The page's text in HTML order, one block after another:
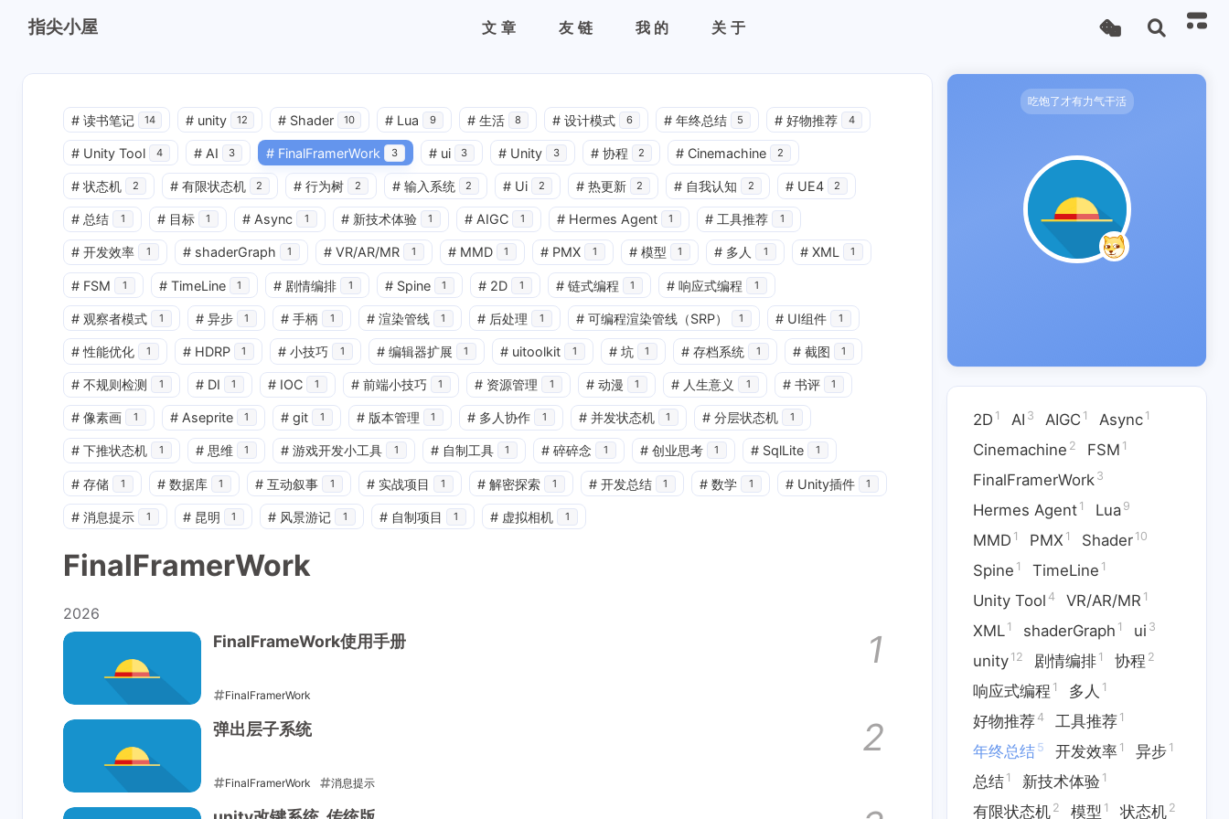
指尖小屋 文章 友链 我的 关于
最新评论
无法获取评论，请确认相关配置是否正确
Shader
# 读书笔记 14 # unity 12 # Shader 10 # Lua 9 # 生活 8 # 设计模式 6 # 年终总结 5 # 好物推荐 4
# Unity Tool 4 # AI 3 # FinalFramerWork 3 # ui 3 # Unity 3 # 协程 2 # Cinemachine 2
# 状态机 2 # 有限状态机 2 # 行为树 2 # 输入系统 2 # Ui 2 # 热更新 2 # 自我认知 2 # UE4 2
# 总结 1 # 目标 1 # Async 1 # 新技术体验 1 # AIGC 1 # Hermes Agent 1 # 工具推荐 1
# 开发效率 1 # shaderGraph 1 # VR/AR/MR 1 # MMD 1 # PMX 1 # 模型 1 # 多人 1 # XML 1
# FSM 1 # TimeLine 1 # 剧情编排 1 # Spine 1 # 2D 1 # 链式编程 1 # 响应式编程 1
# 观察者模式 1 # 异步 1 # 手柄 1 # 渲染管线 1 # 后处理 1 # 可编程渲染管线（SRP） 1 # UI组件 1
# 性能优化 1 # HDRP 1 # 小技巧 1 # 编辑器扩展 1 # uitoolkit 1 # 坑 1 # 存档系统 1 # 截图 1
# 不规则检测 1 # DI 1 # IOC 1 # 前端小技巧 1 # 资源管理 1 # 动漫 1 # 人生意义 1 # 书评 1
# 像素画 1 # Aseprite 1 # git 1 # 版本管理 1 # 多人协作 1 # 并发状态机 1 # 分层状态机 1
# 下推状态机 1 # 思维 1 # 游戏开发小工具 1 # 自制工具 1 # 碎碎念 1 # 创业思考 1 # SqlLite 1
# 存储 1 # 数据库 1 # 互动叙事 1 # 实战项目 1 # 解密探索 1 # 开发总结 1 # 数学 1 # Unity插件 1
# 消息提示 1 # 昆明 1 # 风景游记 1 # 自制项目 1 # 虚拟相机 1
FinalFramerWork
2026
FinalFrameWork使用手册 1
FinalFramerWork
2026-02-02
弹出层子系统 2
FinalFramerWork 消息提示
2026-01-17
吃饱了才有力气干活
2D 1 AI 3 AIGC 1 Async 1
Cinemachine 2 FSM 1
FinalFramerWork 3
Hermes Agent 1 Lua 9
MMD 1 PMX 1 Shader 10
Spine 1 TimeLine 1
Unity Tool 4 VR/AR/MR 1
XML 1 shaderGraph 1 ui 3
unity 12 剧情编排 1 协程 2
响应式编程 1 多人 1
好物推荐 4 工具推荐 1
年终总结 5 开发效率 1 异步 1
总结 1 新技术体验 1
有限状态机 2 模型 1 状态机 2